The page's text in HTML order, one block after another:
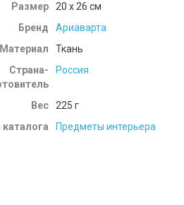
Размер
20 х 26 см
Бренд
Ариаварта
Материал
Ткань
Страна-
Россия
Вес 225 г
Предметы интерьера